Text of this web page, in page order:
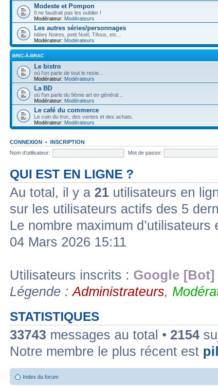
Modeste et Pompon
Il ne faudrait pas les oublier !
Modérateur: Modérateurs
Les autres séries/personnages
Idées Noires, petit Noël, Tifous, etc...
Modérateur: Modérateurs
BRIC-À-BRAC
Le bistro
où l'on parle de tout le reste...
Modérateur: Modérateurs
La BD
où l'on parle du 9ème art en général...
Modérateur: Modérateurs
Le café du commerce
Le coin du troc, des ventes et des achats.
Modérateur: Modérateurs
CONNEXION • INSCRIPTION
Nom d’utilisateur:
Mot de passe:
QUI EST EN LIGNE ?
Au total, il y a 21 utilisateurs en
sur les utilisateurs actifs des 5
Le nombre maximum
04 Mars 2026 15:11
Utilisateurs inscrits : Google [Bot]
Légende :Administrateurs,
STATISTIQUES
33743 messages au total • 2154
Notre membre le plus récent est
Index du forum